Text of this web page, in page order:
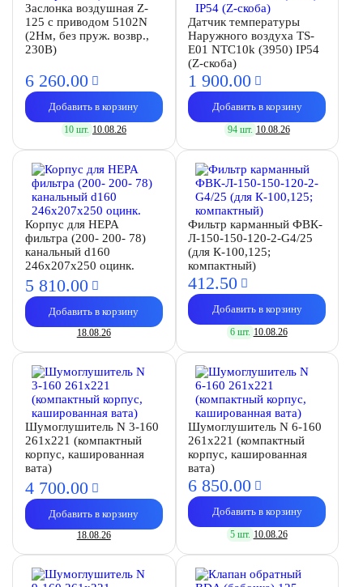
Заслонка воздушная Z-
125 с приводом 5102N
(2Нм, без пруж. возвр.,
230В)
6 260.00
Добавить в корзину
10 шт. 10.08.26
Датчик температуры
Наружного воздуха TS-
E01 NTC10k (3950) IP54
(Z-скоба)
1 900.00
Добавить в корзину
94 шт. 10.08.26
Корпус для HEPA
фильтра (200- 200- 78)
канальный d160
246х207х250 оцинк.
5 810.00
Добавить в корзину
18.08.26
Фильтр карманный ФВК-
Л-150-150-120-2-G4/25
(для К-100,125;
компактный)
412.50
Добавить в корзину
6 шт. 10.08.26
Шумоглушитель N 3-160
261х221 (компактный
корпус, кашированная
вата)
4 700.00
Добавить в корзину
18.08.26
Шумоглушитель N 6-160
261х221 (компактный
корпус, кашированная
вата)
6 850.00
Добавить в корзину
5 шт. 10.08.26